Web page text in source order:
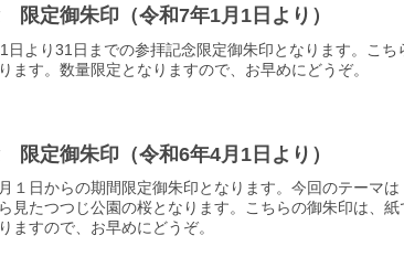
限定御朱印（令和7年1月1日より）
日より31日までの参拝記念限定御朱印となります。こち
ます。数量限定となりますので、お早めにどうぞ。
限定御朱印（令和6年4月1日より）
１日からの期間限定御朱印となります。今回のテーマ
見たつつじ公園の桜となります。こちらの御朱印は、
ますので、お早めにどうぞ。